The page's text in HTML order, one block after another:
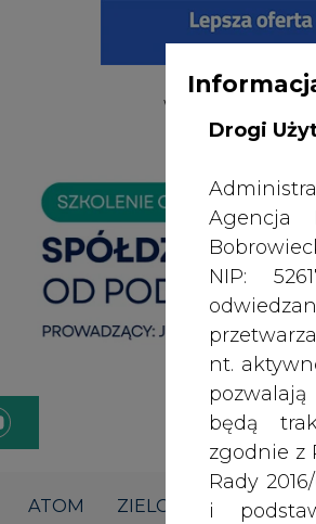
WYDAWCA PORTALU:
ATOM ZIELONA
Drogi
Agencja
NIP:
nt.
będą
zgodnie z
Rady
i